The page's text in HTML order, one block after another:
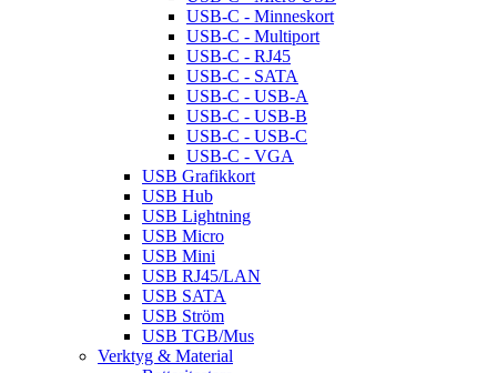
USB-C - Minneskort
USB-C - Multiport
USB-C - RJ45
USB-C - SATA
USB-C - USB-A
USB-C - USB-B
USB-C - USB-C
USB-C - VGA
USB Grafikkort
USB Hub
USB Lightning
USB Micro
USB Mini
USB RJ45/LAN
USB SATA
USB Ström
USB TGB/Mus
Verktyg & Material